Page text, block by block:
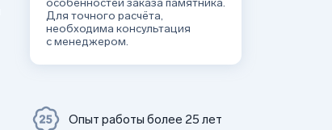
особенностей заказа памятника.
Для точного расчёта,
необходима консультация
с менеджером.
Опыт работы более 25 лет